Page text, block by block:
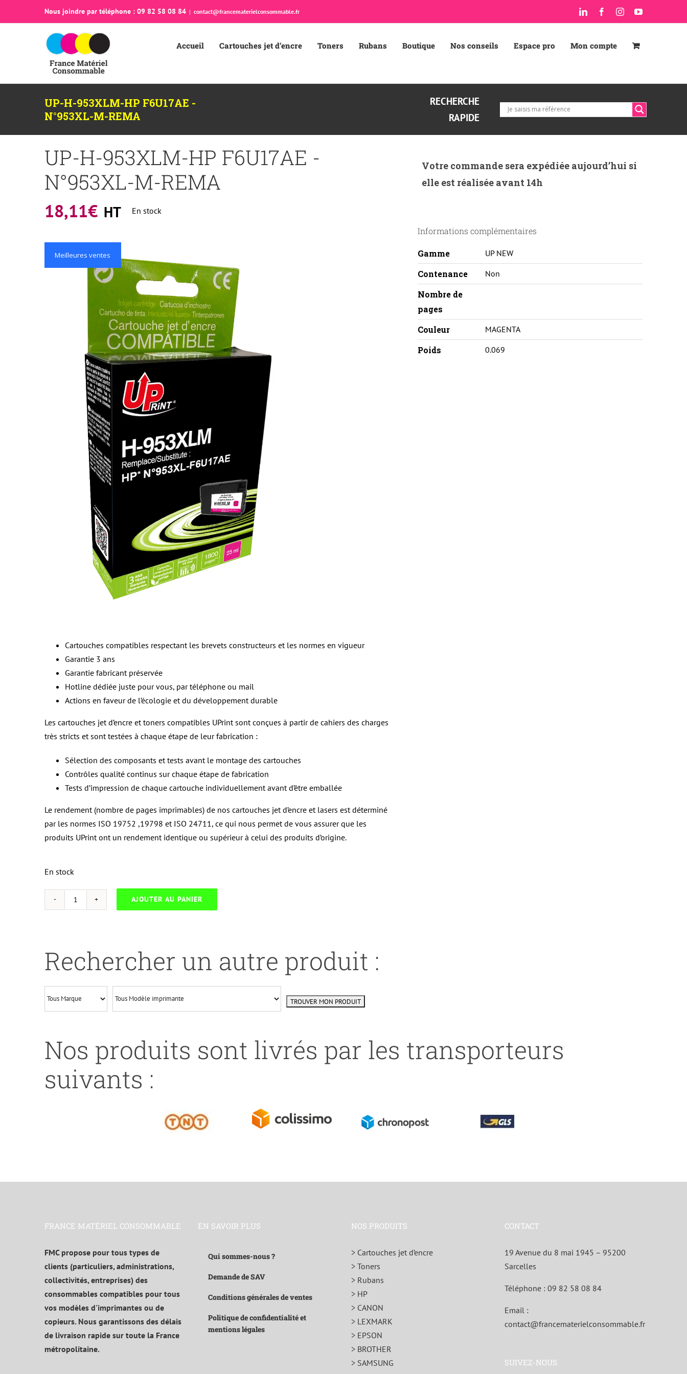
Nous joindre par téléphone : 09 82 58 08 84 | contact@francematerielconsommable.fr LinkedInFacebookInstagramYouTube
Accueil Cartouches jet d’encre Toners Rubans Boutique Nos conseils Espace pro Mon compte
UP-H-953XLM-HP F6U17AE -
N°953XL-M-REMA
RECHERCHE
RAPIDE
UP-H-953XLM-HP F6U17AE -
N°953XL-M-REMA
18,11€ HT En stock
Meilleures ventes
Cartouches compatibles respectant les brevets constructeurs et les normes en vigueur
Garantie 3 ans
Garantie fabricant préservée
Hotline dédiée juste pour vous, par téléphone ou mail
Actions en faveur de l’écologie et du développement durable
Les cartouches jet d’encre et toners compatibles UPrint sont conçues à partir de cahiers des charges
très stricts et sont testées à chaque étape de leur fabrication :
Sélection des composants et tests avant le montage des cartouches
Contrôles qualité continus sur chaque étape de fabrication
Tests d’impression de chaque cartouche individuellement avant d’être emballée
Le rendement (nombre de pages imprimables) de nos cartouches jet d’encre et lasers est déterminé
par les normes ISO 19752 ,19798 et ISO 24711, ce qui nous permet de vous assurer que les
produits UPrint ont un rendement identique ou supérieur à celui des produits d’origine.
En stock
quantité
953XLM-
F6U17AE
-
REMA
AJOUTER AU PANIER
Votre commande sera expédiée aujourd’hui si
elle est réalisée avant 14h
Informations complémentaires
Gamme UP NEW
Contenance Non
Nombre de
pages
Couleur
MAGENTA
Poids 0.069
Rechercher un autre produit :
Nos produits sont livrés par les transporteurs
suivants :
FRANCE MATÉRIEL CONSOMMABLE
FMC propose pour tous types de
clients (particuliers, administrations,
collectivités, entreprises) des
consommables compatibles pour tous
vos modèles d'imprimantes ou de
copieurs. Nous garantissons des délais
de livraison rapide sur toute la France
métropolitaine.
EN SAVOIR PLUS
Qui sommes-nous ?
Demande de SAV
Conditions générales de ventes
Politique de confidentialité et
mentions légales
NOS PRODUITS
> Cartouches jet d’encre
> Toners
> Rubans
> HP
> CANON
> LEXMARK
> EPSON
> BROTHER
> SAMSUNG
CONTACT
19 Avenue du 8 mai 1945 – 95200
Sarcelles
Téléphone : 09 82 58 08 84
Email :
contact@francematerielconsommable.fr
SUIVEZ-NOUS